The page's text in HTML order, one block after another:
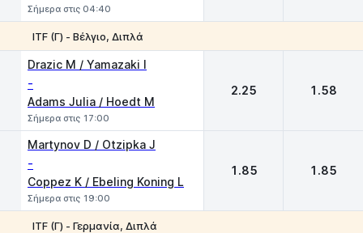
Σήμερα στις 04:40
ITF (Γ) - Βέλγιο, Διπλά
Drazic M / Yamazaki I
-
Adams Julia / Hoedt M
Σήμερα στις 17:00
2.25 1.58
Martynov D / Otzipka J
-
Coppez K / Ebeling Koning L
Σήμερα στις 19:00
1.85 1.85
ITF (Γ) - Γερμανία, Διπλά